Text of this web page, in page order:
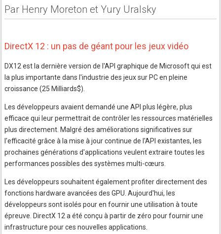
Par Henry Moreton et Yury Uralsky
DirectX 12 : un pas de géant pour les jeux vidéo
DX12 est la dernière version de l'API graphique de Microsoft qui est
la plus importante dans l'industrie des jeux sur PC en pleine
croissance (25 Milliards$).
Les développeurs avaient demandé une API plus légère, plus
efficace qui leur permettrait de contrôler les ressources matérielles
plus directement. Malgré des améliorations significatives sur
l'efficacité grâce à la mise à jour continue de l'API existantes, les
prochaines générations d'applications veulent extraire toutes les
performances possibles des systèmes multi-cœurs.
Les développeurs souhaitent également profiter directement des
fonctions hardware avancées des GPU. Aujourd'hui, les
développeurs sont isolés pour en fournir une utilisation à toute
épreuve. DirectX 12 a été conçu à partir de zéro pour fournir une
infrastructure pour ces nouvelles applications.